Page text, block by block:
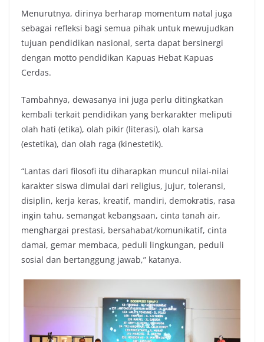
Menurutnya, dirinya berharap momentum natal juga
sebagai refleksi bagi semua pihak untuk mewujudkan
tujuan pendidikan nasional, serta dapat bersinergi
dengan motto pendidikan Kapuas Hebat Kapuas
Cerdas.
Tambahnya, dewasanya ini juga perlu ditingkatkan
kembali terkait pendidikan yang berkarakter meliputi
olah hati (etika), olah pikir (literasi), olah karsa
(estetika), dan olah raga (kinestetik).
“Lantas dari filosofi itu diharapkan muncul nilai-nilai
karakter siswa dimulai dari religius, jujur, toleransi,
disiplin, kerja keras, kreatif, mandiri, demokratis, rasa
ingin tahu, semangat kebangsaan, cinta tanah air,
menghargai prestasi, bersahabat/komunikatif, cinta
damai, gemar membaca, peduli lingkungan, peduli
sosial dan bertanggung jawab,” katanya.